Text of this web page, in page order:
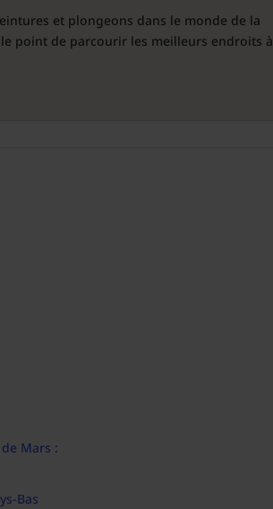
et plongeons dans le monde de la
point de parcourir les meilleurs endroits à
Mars :
Bas